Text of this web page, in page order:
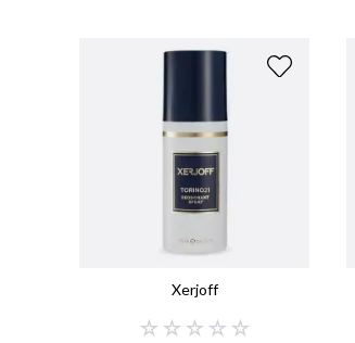
Xerjoff
☆ ☆ ☆ ☆ ☆